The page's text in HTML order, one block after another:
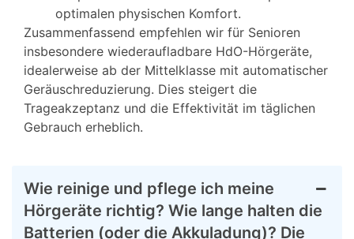
optimalen physischen Komfort.
Zusammenfassend empfehlen wir für Senioren
insbesondere wiederaufladbare HdO-Hörgeräte,
idealerweise ab der Mittelklasse mit automatischer
Geräuschreduzierung. Dies steigert die
Trageakzeptanz und die Effektivität im täglichen
Gebrauch erheblich.
Wie reinige und pflege ich meine
Hörgeräte richtig? Wie lange halten die
Batterien (oder die Akkuladung)? Die